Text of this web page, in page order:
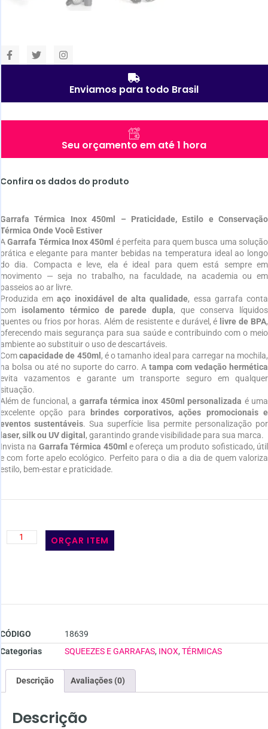
Enviamos para todo Brasil
Seu orçamento em até 1 hora
Confira os dados do produto
Garrafa Térmica Inox 450ml – Praticidade, Estilo e Conservação
Térmica Onde Você Estiver
AGarrafa Térmica Inox 450ml é perfeita para quem busca uma solução
prática e elegante para manter bebidas na temperatura ideal ao longo
do dia. Compacta e leve, ela é ideal para quem está sempre em
movimento — seja no trabalho, na faculdade, na academia ou em
passeios ao ar livre.
Produzida emaço inoxidável de alta qualidade, essa garrafa conta
com isolamento térmico de parede dupla, que conserva líquidos
quentes ou frios por horas. Além de resistente e durável, é livre de BPA,
oferecendo mais segurança para sua saúde e contribuindo com o meio
ambiente ao substituir o uso de descartáveis.
Comcapacidade de 450ml , é o tamanho ideal para carregar na mochila,
na bolsa ou até no suporte do carro. A tampa com vedação hermética
evita vazamentos e garante um transporte seguro em qualquer
situação.
Além de funcional, a garrafa térmica inox 450ml personalizada é uma
excelente opção para
brindes corporativos, ações promocionais e
eventos sustentáveis. Sua superfície lisa permite personalização por
laser, silk ou UV digital , garantindo grande visibilidade para sua marca.
Invista na Garrafa Térmica 450ml e ofereça um produto sofisticado, útil
e com forte apelo ecológico. Perfeito para o dia a dia de quem valoriza
estilo, bem-estar e praticidade.
ORÇAR ITEM
CÓDIGO
18639
Categorias
SQUEEZES E GARRAFAS, INOX, TÉRMICAS
Descrição Avaliações (0)
Descrição